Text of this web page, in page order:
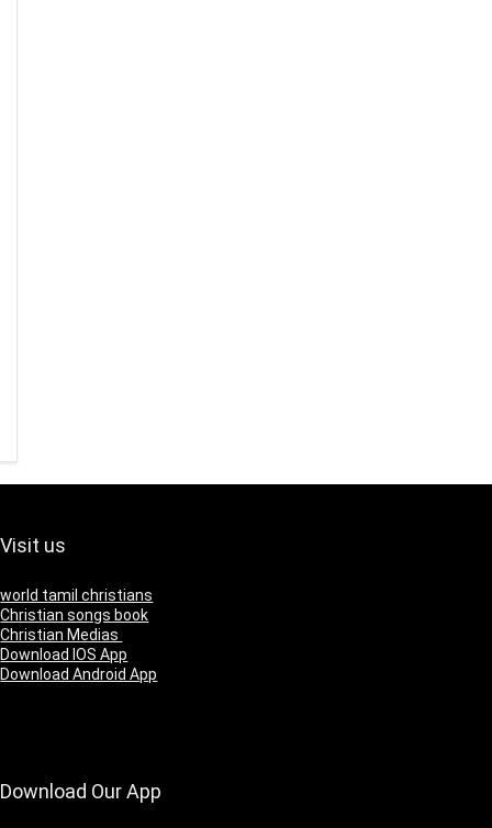
Visit us
world tamil christians
Christian songs book
Christian Medias
Download IOS App
Download Android App
Download Our App